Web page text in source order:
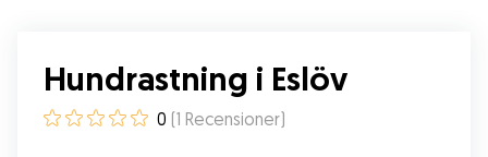
Hundrastning i Eslöv
0 (1 Recensioner)